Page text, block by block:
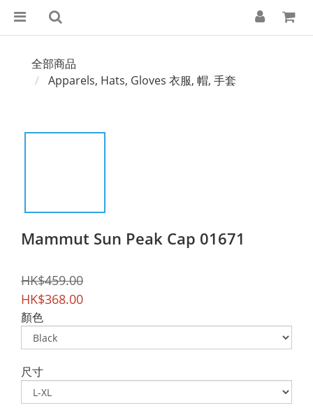
全部商品
Apparels, Hats, Gloves 衣服, 帽, 手套
Mammut Sun Peak Cap 01671
HK$459.00
HK$368.00
顏色
尺寸